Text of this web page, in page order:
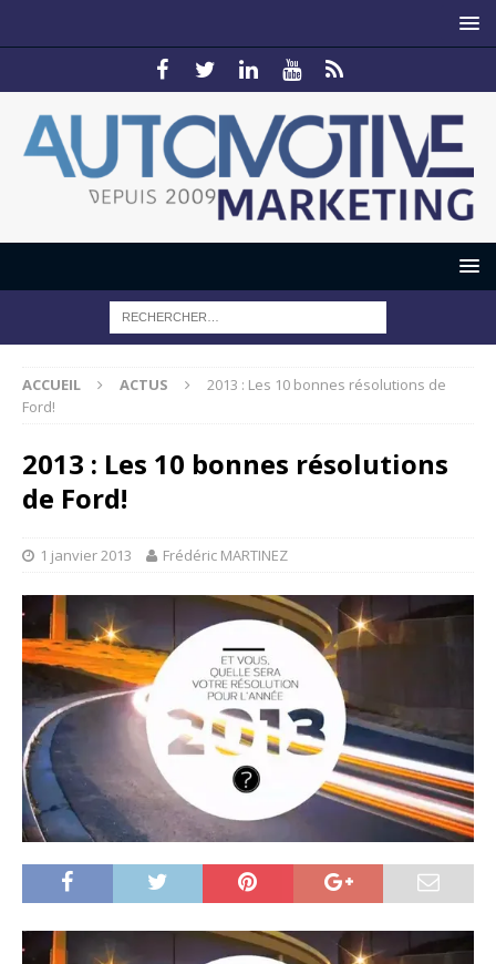
ACCUEIL ACTUS
2013 : Les 10 bonnes résolutions de
Ford!
2013 : Les 10 bonnes résolutions
de Ford!
1 janvier 2013 Frédéric MARTINEZ